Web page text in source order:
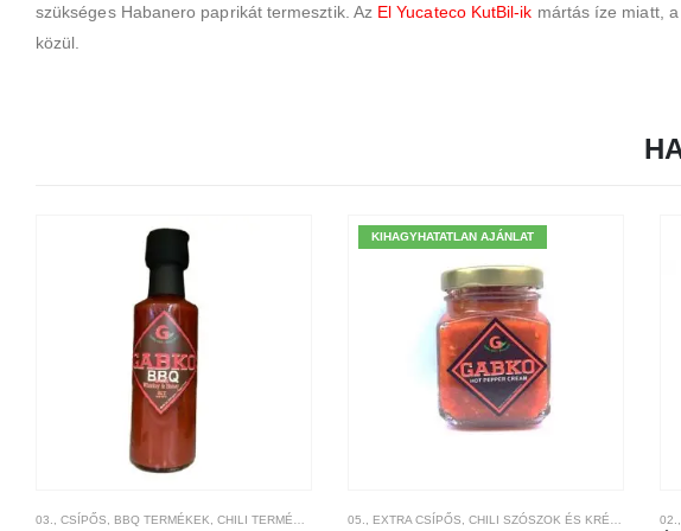
szükséges Habanero paprikát termesztik. Az El Yucateco KutBil-ik mártás íze miatt,
közül.
03., CSÍPŐS BBQ TERMÉKEK CHILI TERMÉKEK CSÍPŐSSÉGI-SKÁLA,GABKO , MÁRKÁK, THE WORLD HOT
KIHAGYHATATLAN AJÁNLAT
05., EXTRA CSÍPŐS CHILI SZÓSZOK ÉS KRÉMEK CHILI